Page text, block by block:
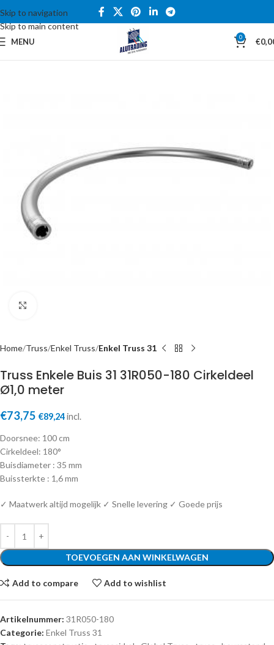
Skip to navigation
Skip to main content
MENU 0 €
Home Truss Enkel Truss Enkel Truss 31
Truss Enkele Buis 31 31R050-180 Cirkeldeel
Ø1,0 meter
€73,75 €89,24incl.
Doorsnee: 100 cm
Cirkeldeel: 180°
Buisdiameter : 35 mm
Buissterkte : 1,6 mm
✓ Maatwerk altijd mogelijk ✓ Snelle levering ✓ Goede prijs
TOEVOEGEN AAN WINKELWAGEN
Add to compare Add to wishlist
Artikelnummer: 31R050-180
Categorie: Enkel Truss 31